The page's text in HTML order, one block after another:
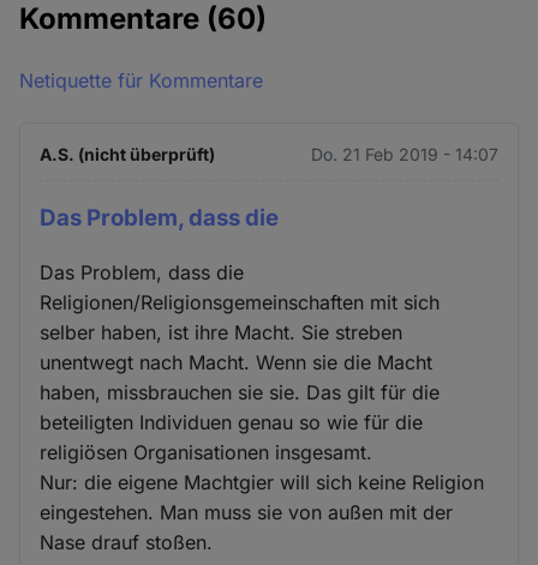
Kommentare (60)
Netiquette für Kommentare
A.S. (nicht überprüft) Do. 21 Feb 2019 - 14:07
Das Problem, dass die
Das Problem, dass die
Religionen/Religionsgemeinschaften mit sich
selber haben, ist ihre Macht. Sie streben
unentwegt nach Macht. Wenn sie die Macht
haben, missbrauchen sie sie. Das gilt für die
beteiligten Individuen genau so wie für die
religiösen Organisationen insgesamt.
Nur: die eigene Machtgier will sich keine Religion
eingestehen. Man muss sie von außen mit der
Nase drauf stoßen.